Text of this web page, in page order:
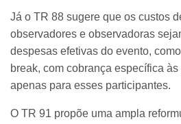
Já o TR 88 sugere que os custos
observadores e observadoras
despesas efetivas do evento,
break, com cobrança específica
apenas para esses participantes.
O TR 91 propõe uma ampla